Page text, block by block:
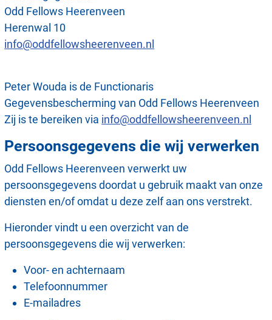
Odd Fellows Heerenveen
Herenwal 10
info@oddfellowsheerenveen.nl
Peter Wouda is de Functionaris
Gegevensbescherming van Odd Fellows Heerenveen
Zij is te bereiken via info@oddfellowsheerenveen.nl
Persoonsgegevens die wij verwerken
Odd Fellows Heerenveen verwerkt uw
persoonsgegevens doordat u gebruik maakt van onze
diensten en/of omdat u deze zelf aan ons verstrekt.
Hieronder vindt u een overzicht van de
persoonsgegevens die wij verwerken:
Voor- en achternaam
Telefoonnummer
E-mailadres